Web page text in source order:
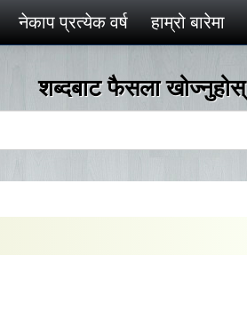
नेकाप प्रत्येक वर्ष हाम्रो बारेमा
शब्दबाट फैसला खोज्‍नुहोस्